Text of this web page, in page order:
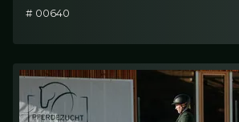
# 00640